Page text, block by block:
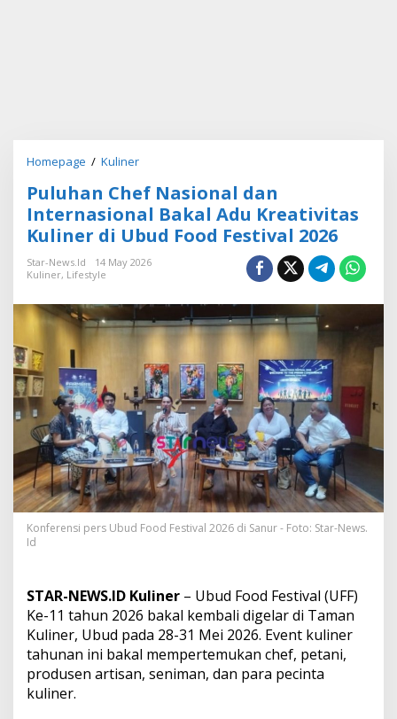
Homepage / Kuliner
l
u
h
a
n
e
f
N
s
o
n
a
l
d
a
n
I
n
n
a
s
i
o
n
Puluhan Chef Nasional dan
Internasional Bakal Adu Kreativitas
Kuliner di Ubud Food Festival 2026
Star-News.id
14 May 2026
Kuliner, Lifestyle
Konferensi pers Ubud Food Festival 2026 di Sanur - Foto: Star-News.
Id
STAR-NEWS.ID Kuliner – Ubud Food Festival (UFF)
Ke-11 tahun 2026 bakal kembali digelar di Taman
Kuliner, Ubud pada 28-31 Mei 2026. Event kuliner
tahunan ini bakal mempertemukan chef, petani,
produsen artisan, seniman, dan para pecinta
kuliner.